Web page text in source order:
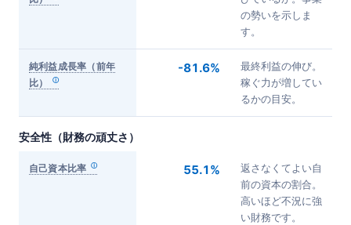
の勢いを示しま
す。
純利益成長率（前年
比）
-81.6%
最終利益の伸び。
稼ぐ力が増してい
るかの目安。
安全性（財務の頑丈さ）
自己資本比率 55.1%
返さなくてよい自
前の資本の割合。
高いほど不況に強
い財務です。